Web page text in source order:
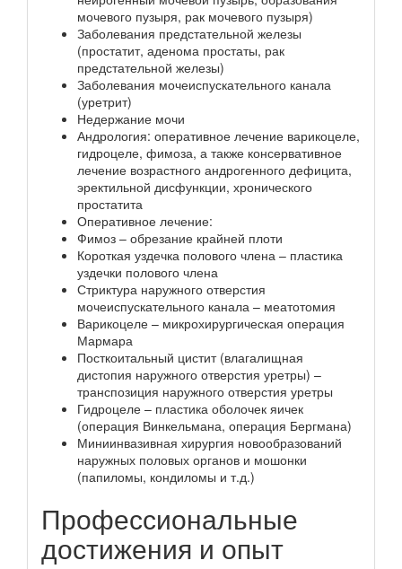
мочевого пузыря, рак мочевого пузыря)
Заболевания предстательной железы
(простатит, аденома простаты, рак
предстательной железы)
Заболевания мочеиспускательного канала
(уретрит)
Недержание мочи
Андрология: оперативное лечение варикоцеле,
гидроцеле, фимоза, а также консервативное
лечение возрастного андрогенного дефицита,
эректильной дисфункции, хронического
простатита
Оперативное лечение:
Фимоз – обрезание крайней плоти
Короткая уздечка полового члена – пластика
уздечки полового члена
Стриктура наружного отверстия
мочеиспускательного канала – меатотомия
Варикоцеле – микрохирургическая операция
Мармара
Посткоитальный цистит (влагалищная
дистопия наружного отверстия уретры) –
транспозиция наружного отверстия уретры
Гидроцеле – пластика оболочек яичек
(операция Винкельмана, операция Бергмана)
Миниинвазивная хирургия новообразований
наружных половых органов и мошонки
(папиломы, кондиломы и т.д.)
Профессиональные
достижения и опыт